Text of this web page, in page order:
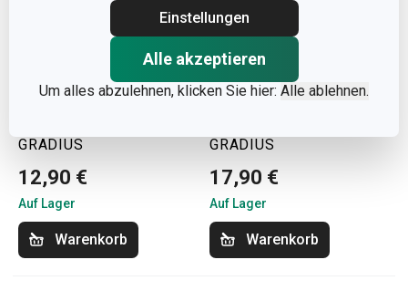
Einstellungen
Alle akzeptieren
Um alles abzulehnen, klicken Sie hier: Alle ablehnen.
GRADIUS
12,90 €
Auf Lager
Warenkorb
GRADIUS
17,90 €
Auf Lager
Warenkorb